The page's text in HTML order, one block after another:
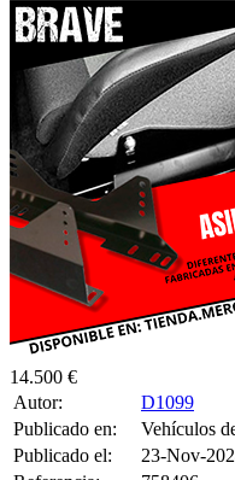
14.500 €
Autor:
D1099
Publicado en:
Vehículos
Publicado el:
23-Nov-